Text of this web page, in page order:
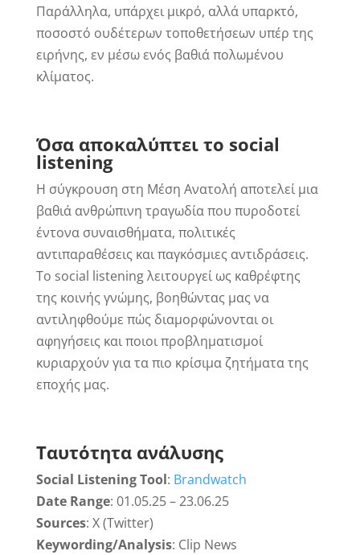
Παράλληλα, υπάρχει μικρό, αλλά υπαρκτό,
ποσοστό ουδέτερων τοποθετήσεων υπέρ της
ειρήνης, εν μέσω ενός βαθιά πολωμένου
κλίματος.
Όσα αποκαλύπτει το social
listening
Η σύγκρουση στη Μέση Ανατολή αποτελεί μια
βαθιά ανθρώπινη τραγωδία που πυροδοτεί
έντονα συναισθήματα, πολιτικές
αντιπαραθέσεις και παγκόσμιες αντιδράσεις.
Το social listening λειτουργεί ως καθρέφτης
της κοινής γνώμης, βοηθώντας μας να
αντιληφθούμε πώς διαμορφώνονται οι
αφηγήσεις και ποιοι προβληματισμοί
κυριαρχούν για τα πιο κρίσιμα ζητήματα της
εποχής μας.
Ταυτότητα ανάλυσης
Social Listening Tool: Brandwatch
Date Range: 01.05.25 – 23.06.25
Sources: X (Twitter)
Keywording/Analysis: Clip News